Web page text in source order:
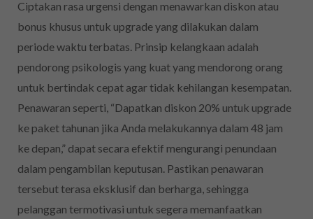
Ciptakan rasa urgensi dengan menawarkan diskon atau
bonus khusus untuk upgrade yang dilakukan dalam
periode waktu terbatas. Prinsip kelangkaan adalah
pendorong psikologis yang kuat yang mendorong orang
untuk bertindak cepat agar tidak kehilangan kesempatan.
Penawaran seperti, “Dapatkan diskon 20% untuk upgrade
ke paket tahunan jika Anda melakukannya dalam 48 jam
ke depan,” dapat secara efektif mengurangi penundaan
dalam pengambilan keputusan. Pastikan penawaran
tersebut terasa eksklusif dan berharga, sehingga
pelanggan termotivasi untuk segera memanfaatkan